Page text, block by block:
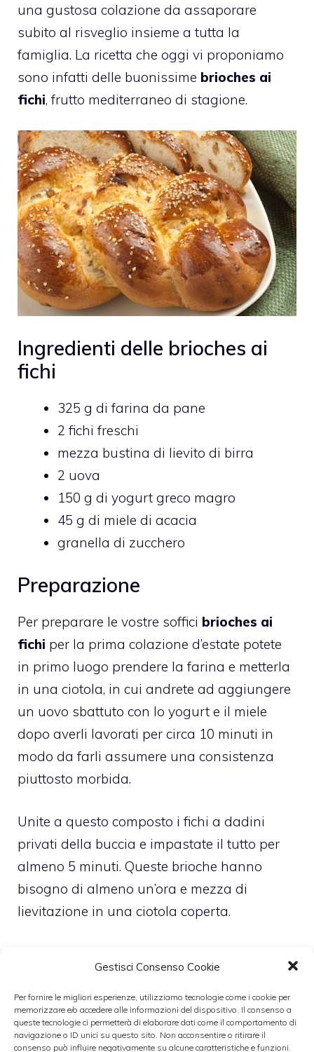
Gestisci Consenso Cookie
Per fornire le migliori esperienze, utilizziamo tecnologie come i cookie per
memorizzare e/o accedere alle informazioni del dispositivo. Il consenso a
queste tecnologie ci permetterà di elaborare dati come il comportamento di
navigazione o ID unici su questo sito. Non acconsentire o ritirare il
consenso può influire negativamente su alcune caratteristiche e funzioni.
una gustosa colazione da assaporare
subito al risveglio insieme a tutta la
famiglia. La ricetta che oggi vi proponiamo
sono infatti delle buonissime brioches ai
fichi, frutto mediterraneo di stagione.
Ingredienti delle brioches ai
fichi
325 g di farina da pane
2 fichi freschi
mezza bustina di lievito di birra
2 uova
150 g di yogurt greco magro
45 g di miele di acacia
granella di zucchero
Preparazione
Per preparare le vostre soffici brioches ai
fichi per la prima colazione d’estate potete
in primo luogo prendere la farina e metterla
in una ciotola, in cui andrete ad aggiungere
un uovo sbattuto con lo yogurt e il miele
dopo averli lavorati per circa 10 minuti in
modo da farli assumere una consistenza
piuttosto morbida.
Unite a questo composto i fichi a dadini
privati della buccia e impastate il tutto per
almeno 5 minuti. Queste brioche hanno
bisogno di almeno un’ora e mezza di
lievitazione in una ciotola coperta.
l’impasto in panetti della grandezza di 40
grammi ciascuno, ricavate da ogni panetto 3
pezzetti e fate delle treccine. Fatele lievitare
una seconda volta per 30 minuti al coperto.